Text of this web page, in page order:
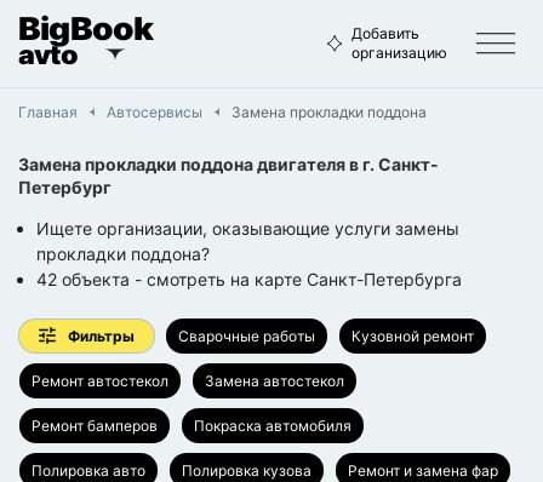
BigBook
avto
Добавить
организацию
Главная Автосервисы Замена прокладки поддона
Замена прокладки поддона двигателяв г. Санкт-
Петербург
Ищете организации, оказывающие услуги замены
прокладки поддона?
42 объекта - смотреть на карте Санкт-Петербурга
Фильтры Сварочные работы Кузовной ремонт
Ремонт автостекол Замена автостекол
Ремонт бамперов Покраска автомобиля
Полировка авто Полировка кузова Ремонт и замена фар